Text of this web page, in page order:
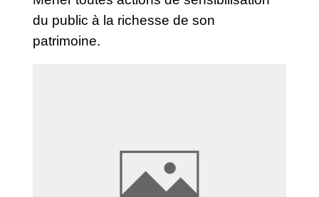
du public à la richesse de son
patrimoine.